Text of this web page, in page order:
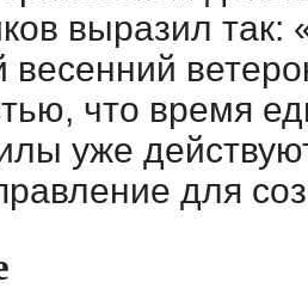
выразил
весенний
что время
уже
для